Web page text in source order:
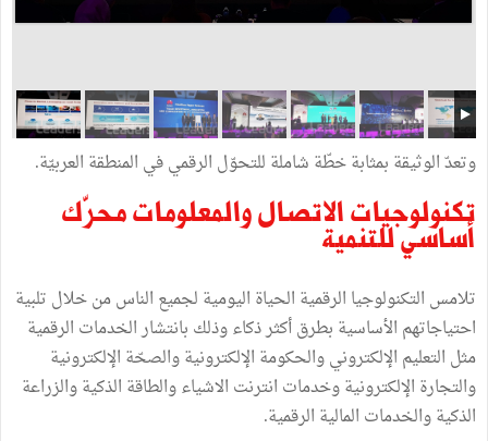
وتعدّ الوثيقة بمثابة خطّة شاملة للتحوّل الرقمي في المنطقة العربيّة.
تكنولوجيات الاتصال والمعلومات محرّك
أساسي للتنمية
تلامس التكنولوجيا الرقمية الحياة اليومية لجميع الناس من خلال تلبية
احتياجاتهم الأساسية بطرق أكثر ذكاء وذلك بانتشار الخدمات الرقمية
مثل التعليم الإلكتروني والحكومة الإلكترونية والصحّة الإلكترونية
والتجارة الإلكترونية وخدمات انترنت الاشياء والطاقة الذكية والزراعة
الذكية والخدمات المالية الرقمية.